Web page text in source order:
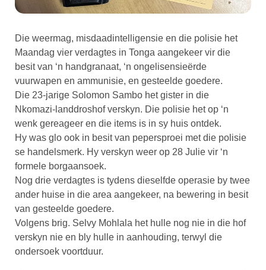
Die weermag, misdaadintelligensie en die polisie het
Maandag vier verdagtes in Tonga aangekeer vir die
besit van ‘n handgranaat, ‘n ongelisensieërde
vuurwapen en ammunisie, en gesteelde goedere.
Die 23-jarige Solomon Sambo het gister in die
Nkomazi-landdroshof verskyn. Die polisie het op ‘n
wenk gereageer en die items is in sy huis ontdek.
Hy was glo ook in besit van pepersproei met die polisie
se handelsmerk. Hy verskyn weer op 28 Julie vir ‘n
formele borgaansoek.
Nog drie verdagtes is tydens dieselfde operasie by twee
ander huise in die area aangekeer, na bewering in besit
van gesteelde goedere.
Volgens brig. Selvy Mohlala het hulle nog nie in die hof
verskyn nie en bly hulle in aanhouding, terwyl die
ondersoek voortduur.